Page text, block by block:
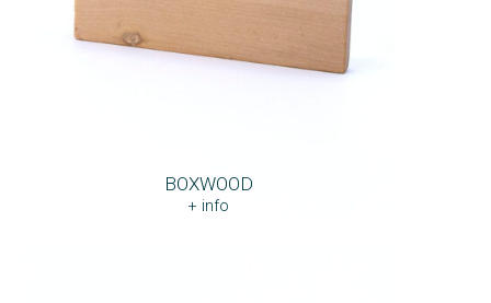
BOXWOOD
+ info